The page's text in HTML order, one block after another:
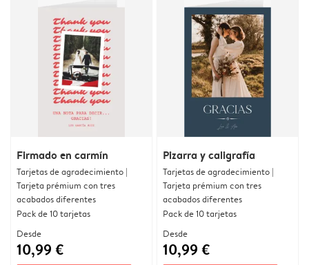
Firmado en carmín
Tarjetas de agradecimiento |
Tarjeta prémium con tres
acabados diferentes
Pack de 10 tarjetas
Desde
10,99 €
Pizarra y caligrafía
Tarjetas de agradecimiento |
Tarjeta prémium con tres
acabados diferentes
Pack de 10 tarjetas
Desde
10,99 €